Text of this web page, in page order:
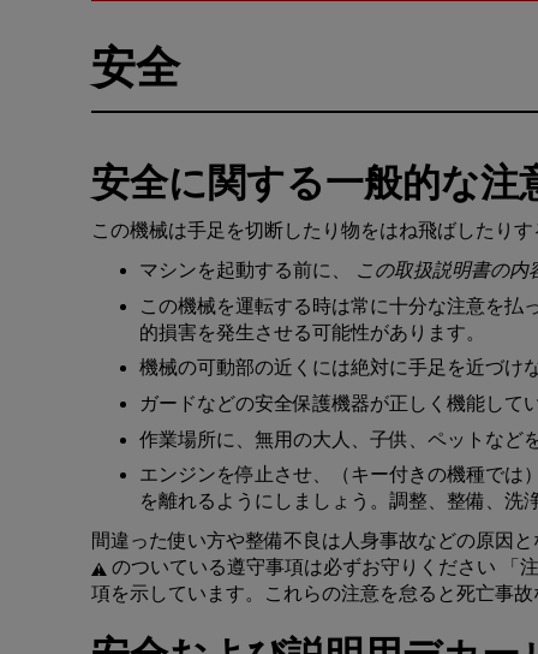
安全
安全に関する一般的な注
この機械は手足 を切断したり 物をはね飛ばしたりす
マシンを起動する前に この取扱説明書の内
この機械を運転する時は常に十分な注意を払
的損害を発生させる可能性があります。
機械の可動部の近 くには絶対に手足 を近づけ
ガードなどの安全保護機器が正 しく 機能して
作業場所に 、無用の大人、子供、 ペット など
エンジンを停止 させ、 （キー付きの機種では
を離れるようにしましょう 。調整、整備、洗
間違った使い方や整備不良 は 人身事故などの原因
のついている遵守事項は必ずお守 りください
「
項を示しています。 これらの注意を怠ると 死亡事故